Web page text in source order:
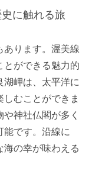
に触れる旅
あります。渥美線
とができる魅力的
湖岬は、太平洋に
むことができま
神社仏閣が多く
能です。沿線に
海の幸が味わえる